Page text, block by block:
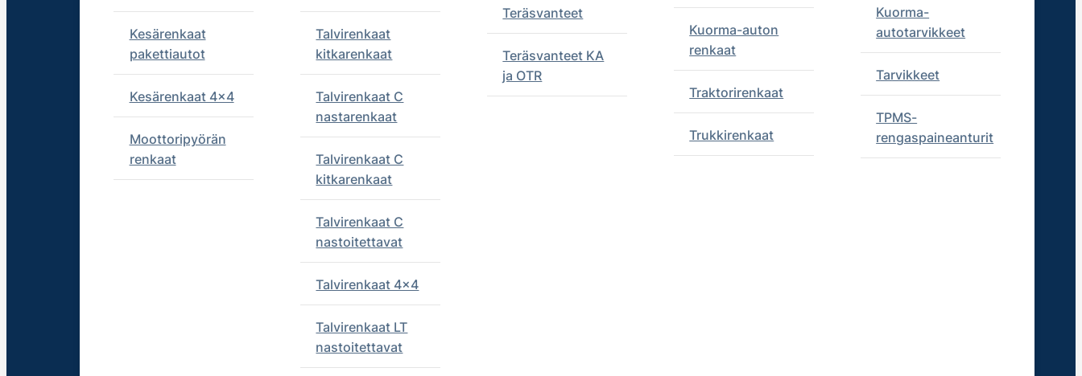
Kesärenkaat
pakettiautot
Kesärenkaat 4x4
Moottoripyörän
renkaat
Talvirenkaat
kitkarenkaat
Talvirenkaat C
nastarenkaat
Talvirenkaat C
kitkarenkaat
Talvirenkaat C
nastoitettavat
Talvirenkaat 4x4
Talvirenkaat LT
nastoitettavat
Teräsvanteet
Teräsvanteet KA
ja OTR
Kuorma-auton
renkaat
Traktorirenkaat
Trukkirenkaat
Kuorma-
autotarvikkeet
Tarvikkeet
TPMS-
rengaspaineanturit